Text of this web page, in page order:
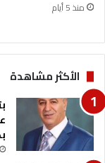
منذ 5 أيام
الأكثر مشاهدة